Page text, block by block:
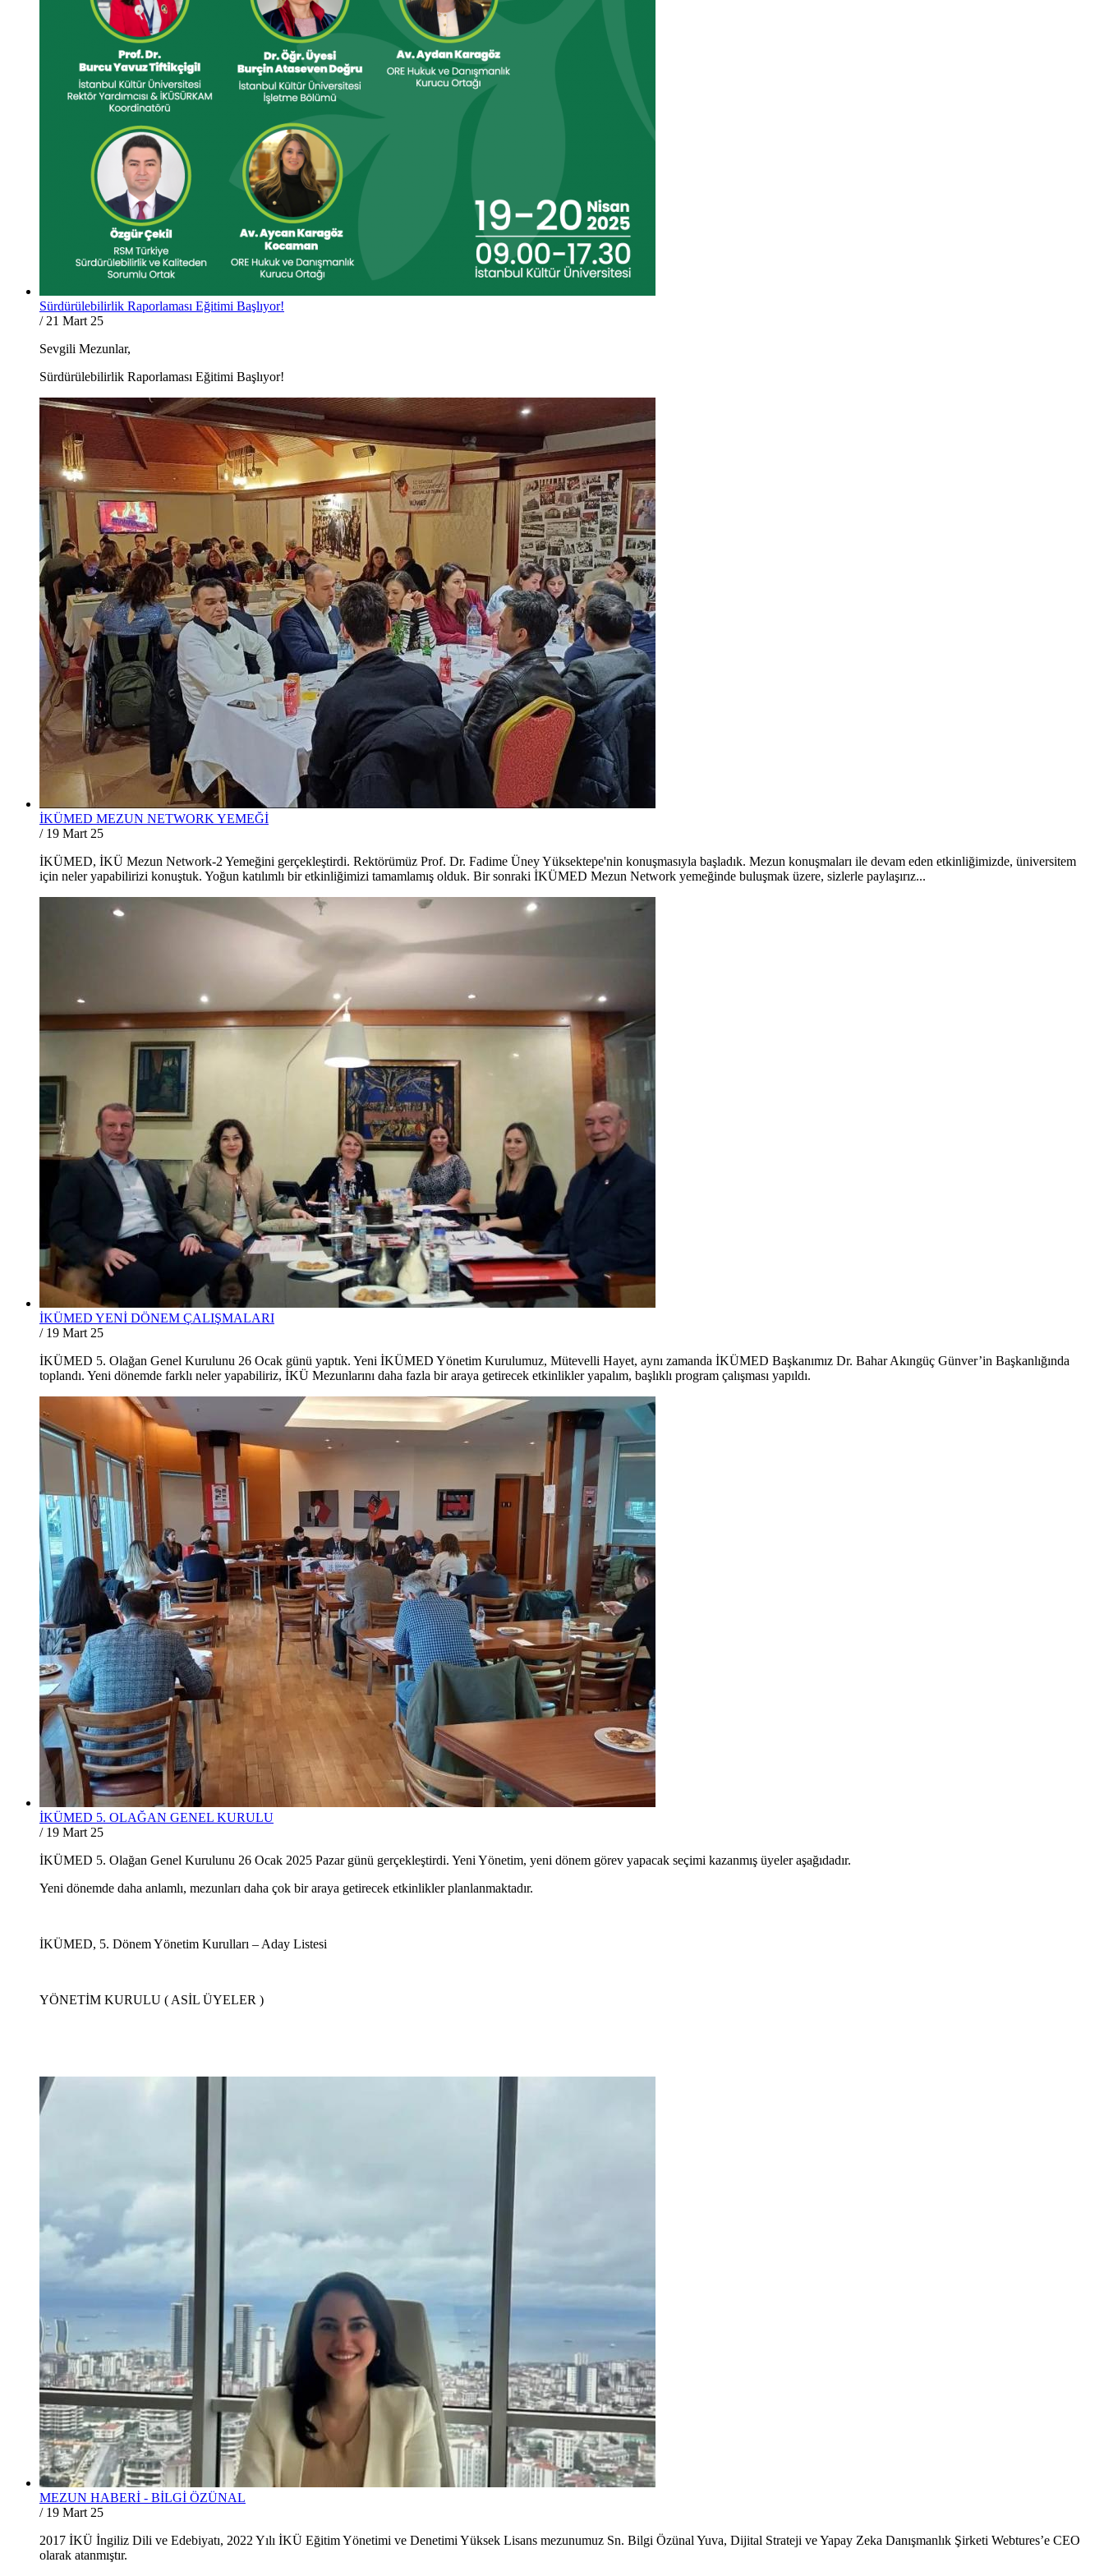
Sürdürülebilirlik Raporlaması Eğitimi Başlıyor!
/ 21 Mart 25
Sevgili Mezunlar,
Sürdürülebilirlik Raporlaması Eğitimi Başlıyor!
İKÜMED MEZUN NETWORK YEMEĞİ
/ 19 Mart 25
İKÜMED, İKÜ Mezun Network-2 Yemeğini gerçekleştirdi. Rektörümüz Prof. Dr. Fadime Üney Yüksektepe'nin konuşmasıyla başladık. Mezun konuşmaları ile devam eden etkinliğimizde, üniversitem
için neler yapabilirizi konuştuk. Yoğun katılımlı bir etkinliğimizi tamamlamış olduk. Bir sonraki İKÜMED Mezun Network yemeğinde buluşmak üzere, sizlerle paylaşırız...
İKÜMED YENİ DÖNEM ÇALIŞMALARI
/ 19 Mart 25
İKÜMED 5. Olağan Genel Kurulunu 26 Ocak günü yaptık. Yeni İKÜMED Yönetim Kurulumuz, Mütevelli Hayet, aynı zamanda İKÜMED Başkanımız Dr. Bahar Akıngüç Günver’in Başkanlığında
toplandı. Yeni dönemde farklı neler yapabiliriz, İKÜ Mezunlarını daha fazla bir araya getirecek etkinlikler yapalım, başlıklı program çalışması yapıldı.
İKÜMED 5. OLAĞAN GENEL KURULU
/ 19 Mart 25
İKÜMED 5. Olağan Genel Kurulunu 26 Ocak 2025 Pazar günü gerçekleştirdi. Yeni Yönetim, yeni dönem görev yapacak seçimi kazanmış üyeler aşağıdadır.
Yeni dönemde daha anlamlı, mezunları daha çok bir araya getirecek etkinlikler planlanmaktadır.
İKÜMED, 5. Dönem Yönetim Kurulları – Aday Listesi
YÖNETİM KURULU ( ASİL ÜYELER )
MEZUN HABERİ - BİLGİ ÖZÜNAL
/ 19 Mart 25
2017 İKÜ İngiliz Dili ve Edebiyatı, 2022 Yılı İKÜ Eğitim Yönetimi ve Denetimi Yüksek Lisans mezunumuz Sn. Bilgi Özünal Yuva, Dijital Strateji ve Yapay Zeka Danışmanlık Şirketi Webtures’e CEO
olarak atanmıştır.